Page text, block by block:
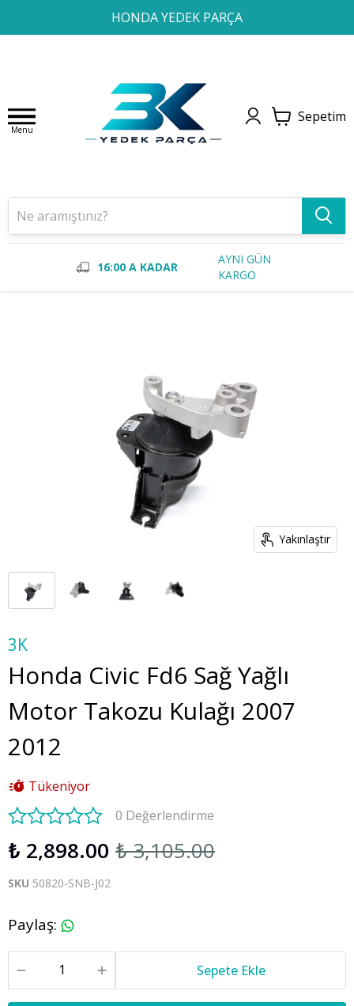
HONDA YEDEK PARÇA
1 2 3 4
Menu
Sepetim
16:00 A KADAR
AYNI GÜN
KARGO
Yakınlaştır
3K
Honda Civic Fd6 Sağ Yağlı
Motor Takozu Kulağı 2007
2012
Tükeniyor
0 Değerlendirme
₺ 2,898.00 ₺ 3,105.00
SKU 50820-SNB-J02
Paylaş:
Sepete Ekle